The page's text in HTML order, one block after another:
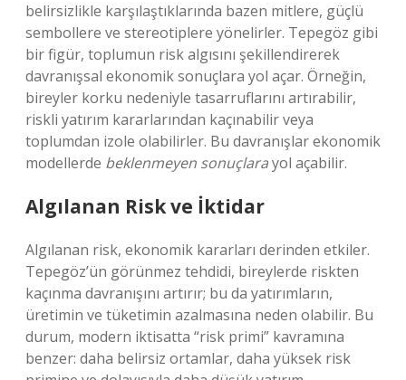
belirsizlikle karşılaştıklarında bazen mitlere, güçlü
sembollere ve stereotiplere yönelirler. Tepegöz gibi
bir figür, toplumun risk algısını şekillendirerek
davranışsal ekonomik sonuçlara yol açar. Örneğin,
bireyler korku nedeniyle tasarruflarını artırabilir,
riskli yatırım kararlarından kaçınabilir veya
toplumdan izole olabilirler. Bu davranışlar ekonomik
modellerde beklenmeyen sonuçlarayol açabilir.
Algılanan Risk ve İktidar
Algılanan risk, ekonomik kararları derinden etkiler.
Tepegöz’ün görünmez tehdidi, bireylerde riskten
kaçınma davranışını artırır; bu da yatırımların,
üretimin ve tüketimin azalmasına neden olabilir. Bu
durum, modern iktisatta “risk primi” kavramına
benzer: daha belirsiz ortamlar, daha yüksek risk